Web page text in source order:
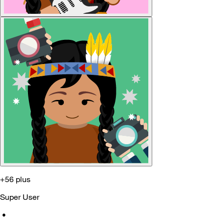
+56 plus
Super User
•